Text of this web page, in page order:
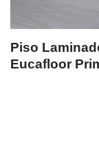
Piso
Eucafloor